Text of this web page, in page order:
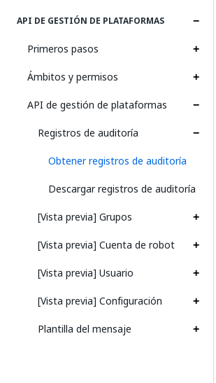
API DE GESTIÓN DE PLATAFORMAS
Primeros pasos
Ámbitos y permisos
API de gestión de plataformas
Registros de auditoría
Obtener registros de auditoría
Descargar registros de auditoría
[Vista previa] Grupos
[Vista previa] Cuenta de robot
[Vista previa] Usuario
[Vista previa] Configuración
Plantilla del mensaje